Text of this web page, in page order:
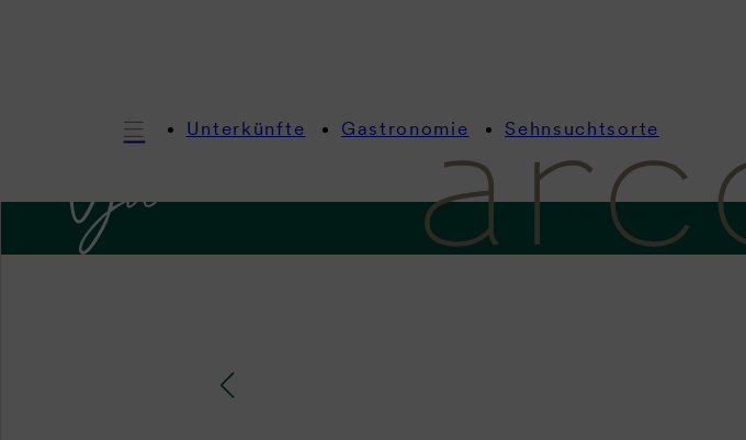
Unterkünfte Gastronomie Sehnsuchtsorte
Zimmer Angebote